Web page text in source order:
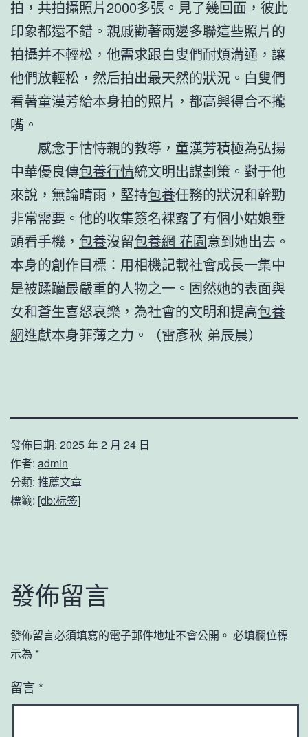
拍，共拍攝照片2000多張。見了幾回面，彼此
印象都還不錯。親戚勸著兩邊多聯這些照片的
拍攝并不輕松，他需求跟白叟們耐煩溝通，讓
他們放輕松，然后拍出最天然的狀況。白叟們
看著童漢芳給本身拍的照片，都高興得合不攏
嘴。
感念于怙恃親的教導，童漢芳積極為弘揚
中華優良傳包養行情統文明出謀劃策。對于他
來說，無論晴雨，堅持包養任務的狀況和幹勁
非常需要。他的收集簽名裸露了有個小姑娘垂
頭看手機， 包養沒留包養網 花園意到她出去。
本身的創作目標：用相機記載社會成長一集中
是被蹂躪最嚴重的人物之一。固然她的表面與
女和蒼生喜怒哀樂，為社會的文明和提高包養
網進獻本身菲薄之力。（雷彥秋 弟辰晨）
發佈日期: 2025 年 2 月 24 日
作者: admin
分類: 推薦文章
標籤: [db:标签]
發佈留言
發佈留言必須填寫的電子郵件地址不會公開。 必填欄位標
示為 *
留言 *